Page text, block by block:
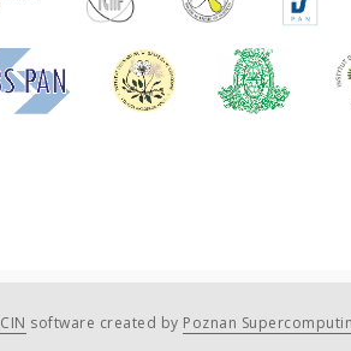
software created by Poznan